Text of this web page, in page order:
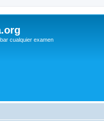
cualquier examen